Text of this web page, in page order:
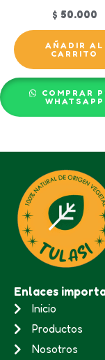
$ 50.000
AÑADIR AL
CARRITO
COMPRAR
WHATSAPP
Enlaces
Inicio
Productos
Nosotros